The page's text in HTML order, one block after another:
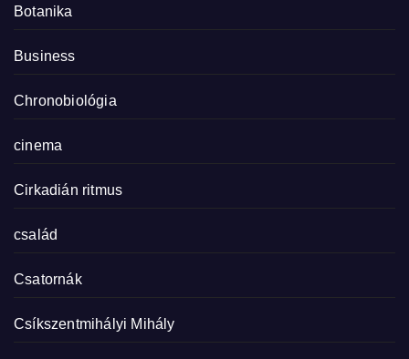
Botanika
Business
Chronobiológia
cinema
Cirkadián ritmus
család
Csatornák
Csíkszentmihályi Mihály